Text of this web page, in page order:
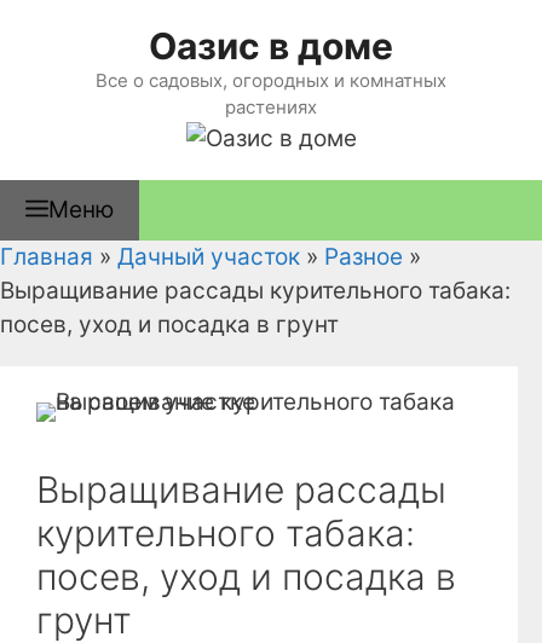
содержимому
Оазис в доме
Все о садовых, огородных и комнатных
растениях
Меню
Главная » Дачный участок » Разное »
Выращивание рассады курительного табака:
посев, уход и посадка в грунт
Выращивание рассады
курительного табака:
посев, уход и посадка в
грунт